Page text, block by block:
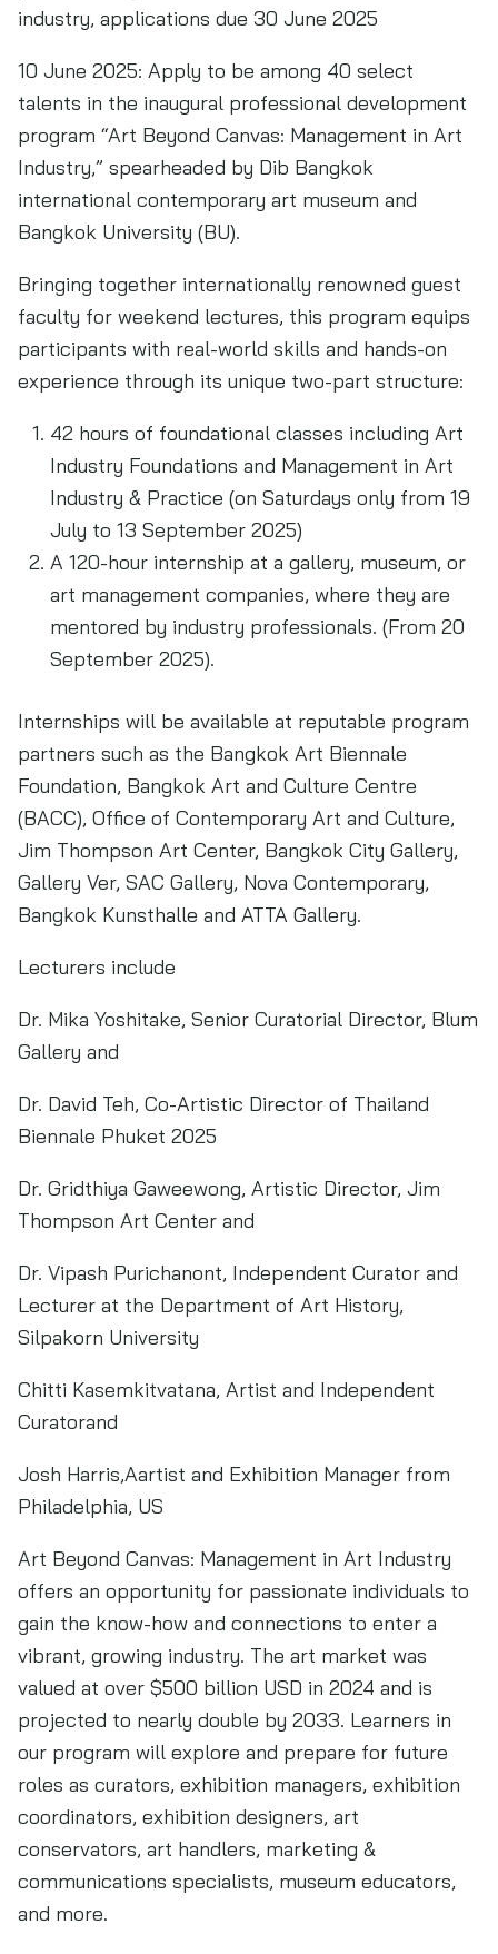
industry, applications due 30 June 2025
10 June 2025: Apply to be among 40 select
talents in the inaugural professional development
program “Art Beyond Canvas: Management in Art
Industry,” spearheaded by Dib Bangkok
international contemporary art museum and
Bangkok University (BU).
Bringing together internationally renowned guest
faculty for weekend lectures, this program equips
participants with real-world skills and hands-on
experience through its unique two-part structure:
42 hours of foundational classes including Art
Industry Foundations and Management in Art
Industry & Practice (on Saturdays only from 19
July to 13 September 2025)
A 120-hour internship at a gallery, museum, or
art management companies, where they are
mentored by industry professionals. (From 20
September 2025).
Internships will be available at reputable program
partners such as the Bangkok Art Biennale
Foundation, Bangkok Art and Culture Centre
(BACC), Office of Contemporary Art and Culture,
Jim Thompson Art Center, Bangkok City Gallery,
Gallery Ver, SAC Gallery, Nova Contemporary,
Bangkok Kunsthalle and ATTA Gallery.
Lecturers include
Dr. Mika Yoshitake, Senior Curatorial Director, Blum
Gallery and
Dr. David Teh, Co-Artistic Director of Thailand
Biennale Phuket 2025
Dr. Gridthiya Gaweewong, Artistic Director, Jim
Thompson Art Center and
Dr. Vipash Purichanont, Independent Curator and
Lecturer at the Department of Art History,
Silpakorn University
Chitti Kasemkitvatana, Artist and Independent
Curatorand
Josh Harris,Aartist and Exhibition Manager from
Philadelphia, US
Art Beyond Canvas: Management in Art Industry
offers an opportunity for passionate individuals to
gain the know-how and connections to enter a
vibrant, growing industry. The art market was
valued at over $500 billion USD in 2024 and is
projected to nearly double by 2033. Learners in
our program will explore and prepare for future
roles as curators, exhibition managers, exhibition
coordinators, exhibition designers, art
conservators, art handlers, marketing &
communications specialists, museum educators,
and more.